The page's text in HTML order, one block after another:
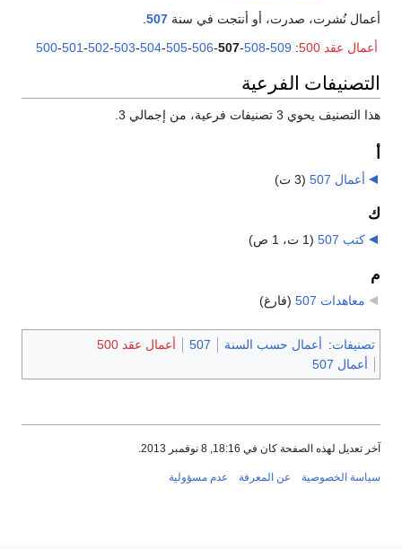
أعمال نُشرت، صدرت، أو أنتجت في سنة 507
أعمال عقد 500
:
500-501-502-503-504-505-506-507-508-509
التصنيفات الفرعية
هذا التصنيف يحوي 3 تصنيفات فرعية، من إجمالي 3.
أعمال 507 (3 ت)
ك
كتب 507 (1 ت، 1 ص)
م
معاهدات 507 (فارغ)
تصنيفات: أعمال حسب السنة 507
أعمال عقد 500
أعمال 507
آخر تعديل لهذه الصفحة كان في 18:16, 8 نوفمبر 2013.
سياسة الخصوصية عن المعرفة عدم مسؤولية